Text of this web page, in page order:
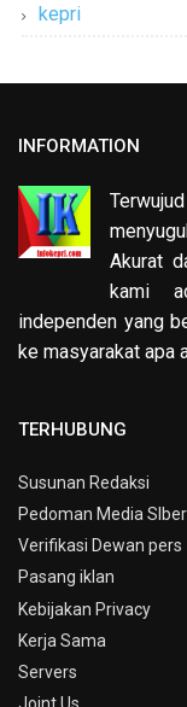
kepri
INFORMATION
Akurat
kami
independen yang
ke masyarakat apa
TERHUBUNG
Susunan Redaksi
Pedoman Media SIber
Verifikasi Dewan pers
Pasang iklan
Kebijakan Privacy
Kerja Sama
Servers